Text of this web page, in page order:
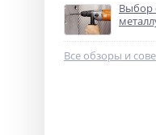
Выбор
Все обзоры и